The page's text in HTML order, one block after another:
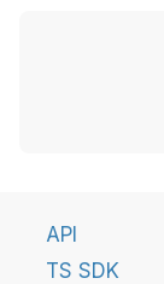
API
TS SDK